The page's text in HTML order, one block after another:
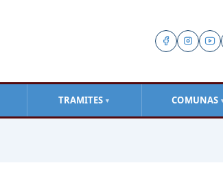
TRAMITES ▼ COMUNAS